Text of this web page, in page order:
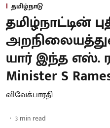
தமிழ்நாடு
தமிழ்நாட்டின்
யார் இந்த எஸ்.
Minister S
விவேக்பாரதி
3 min read